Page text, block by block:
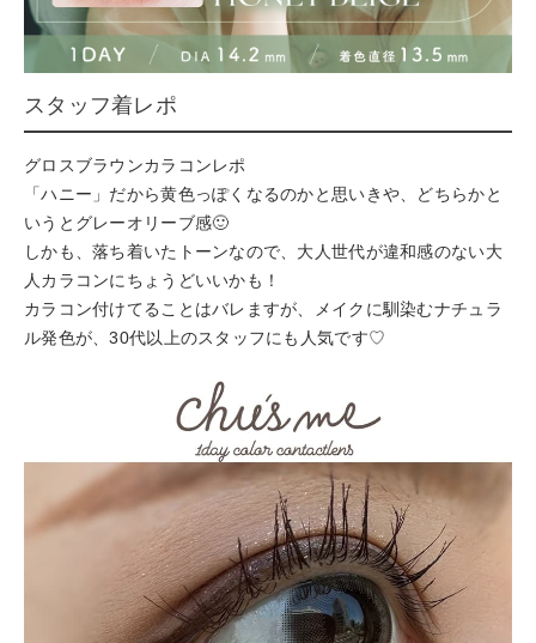
スタッフ着レポ
グロスブラウンカラコンレポ
「ハニー」だから黄色っぽくなるのかと思いきや、どちらかと
いうとグレーオリーブ感🙂
しかも、落ち着いたトーンなので、大人世代が違和感のない大
人カラコンにちょうどいいかも！
カラコン付けてることはバレますが、メイクに馴染むナチュラ
ル発色が、30代以上のスタッフにも人気です♡